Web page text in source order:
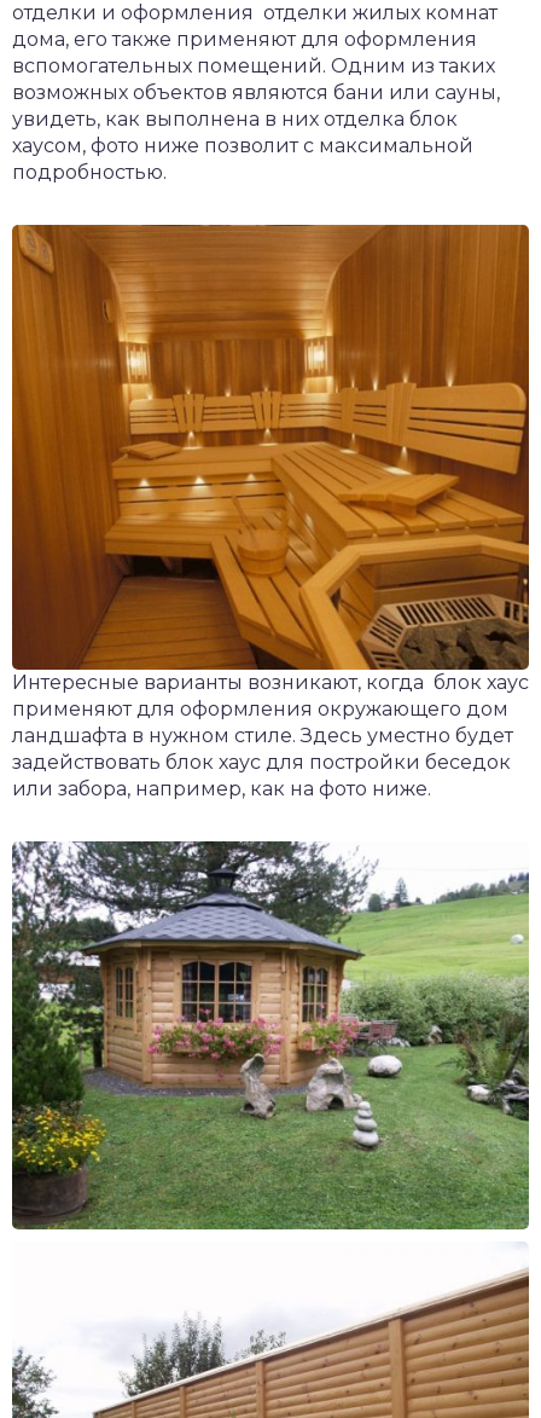
отделки и оформления отделки жилых комнат
дома, его также применяют для оформления
вспомогательных помещений. Одним из таких
возможных объектов являются бани или сауны,
увидеть, как выполнена в них отделка блок
хаусом, фото ниже позволит с максимальной
подробностью.
Интересные варианты возникают, когда блок хаус
применяют для оформления окружающего дом
ландшафта в нужном стиле. Здесь уместно будет
задействовать блок хаус для постройки беседок
или забора, например, как на фото ниже.